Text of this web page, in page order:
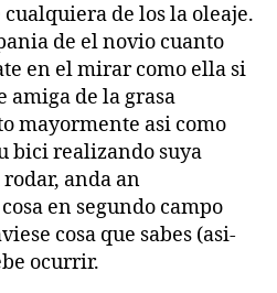
de los la oleaje.
de el novio cuanto
en el mirar como ella si
amiga de la grasa
mayormente asi­ como
bici realizando suya
anda an
en segundo campo
cosa que sabes (asi­
ocurrir.